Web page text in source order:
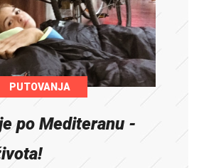
PUTOVANJA
po Mediteranu -